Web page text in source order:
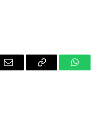
Email
Copy